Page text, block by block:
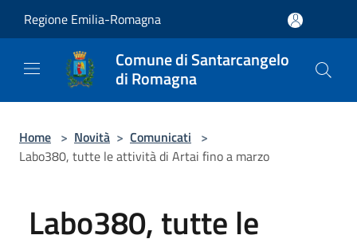
Regione Emilia-Romagna
Comune di Santarcangelo
di Romagna
Home > Novità > Comunicati >
Labo380, tutte le attività di Artai fino a marzo
Labo380, tutte le